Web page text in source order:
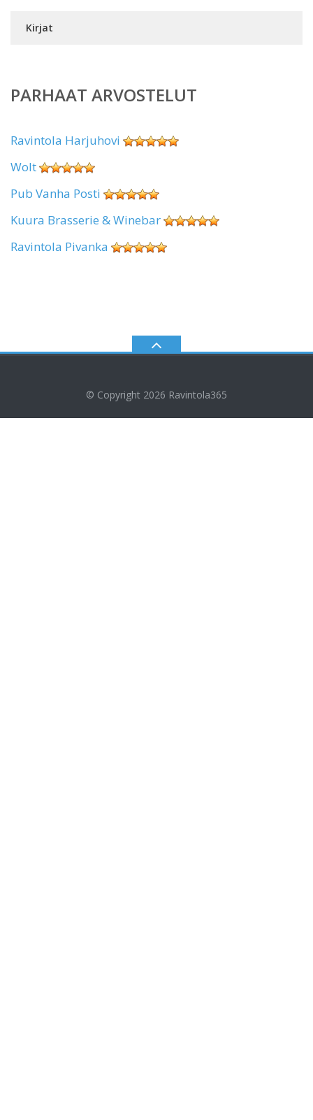
Kirjat
PARHAAT ARVOSTELUT
Ravintola Harjuhovi
Wolt
Pub Vanha Posti
Kuura Brasserie & Winebar
Ravintola Pivanka
© Copyright 2026 Ravintola365